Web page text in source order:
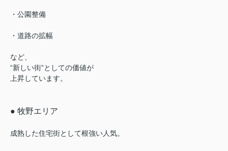
・公園整備
・道路の拡幅
など、
“新しい街”としての価値が
上昇しています。
● 牧野エリア
成熟した住宅街として根強い人気。